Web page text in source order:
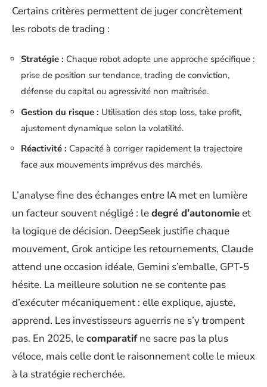
Certains critères permettent de juger concrètement
les robots de trading :
Stratégie : Chaque robot adopte une approche spécifique :
prise de position sur tendance, trading de conviction,
défense du capital ou agressivité non maîtrisée.
Gestion du risque : Utilisation des stop loss, take profit,
ajustement dynamique selon la volatilité.
Réactivité : Capacité à corriger rapidement la trajectoire
face aux mouvements imprévus des marchés.
L’analyse fine des échanges entre IA met en lumière
un facteur souvent négligé : ledegré d’autonomieet
la logique de décision. DeepSeek justifie chaque
mouvement, Grok anticipe les retournements, Claude
attend une occasion idéale, Gemini s’emballe, GPT-5
hésite. La meilleure solution ne se contente pas
d’exécuter mécaniquement : elle explique, ajuste,
apprend. Les investisseurs aguerris ne s’y trompent
pas. En 2025, lecomparatifne sacre pas la plus
véloce, mais celle dont le raisonnement colle le mieux
à la stratégie recherchée.